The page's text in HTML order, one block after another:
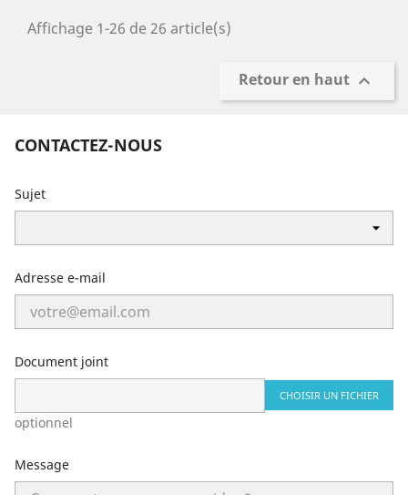
Affichage 1-26 de 26 article(s)
Retour en haut 
CONTACTEZ-NOUS
Sujet
Adresse e-mail
Document joint
CHOISIR UN FICHIER
optionnel
Message